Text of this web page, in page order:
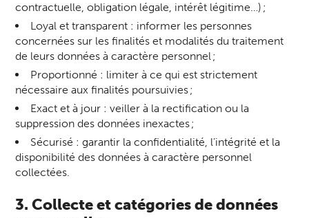
contractuelle, obligation légale, intérêt légitime…) ;
Loyal et transparent : informer les personnes
concernées sur les finalités et modalités du traitement
de leurs données à caractère personnel ;
Proportionné : limiter à ce qui est strictement
nécessaire aux finalités poursuivies ;
Exact et à jour : veiller à la rectification ou la
suppression des données inexactes ;
Sécurisé : garantir la confidentialité, l’intégrité et la
disponibilité des données à caractère personnel
collectées.
3. Collecte et catégories de données